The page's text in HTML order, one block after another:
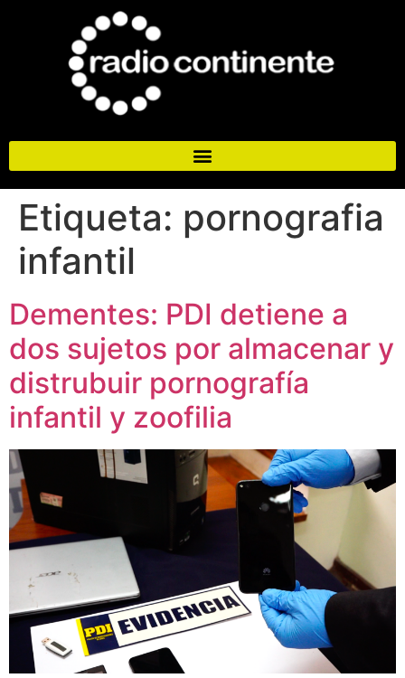
Etiqueta: pornografia
infantil
Dementes: PDI detiene a
dos sujetos por almacenar y
distrubuir pornografía
infantil y zoofilia